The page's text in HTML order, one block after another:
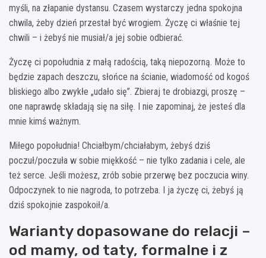
myśli, na złapanie dystansu. Czasem wystarczy jedna spokojna
chwila, żeby dzień przestał być wrogiem. Życzę ci właśnie tej
chwili – i żebyś nie musiał/a jej sobie odbierać.
Życzę ci popołudnia z małą radością, taką niepozorną. Może to
będzie zapach deszczu, słońce na ścianie, wiadomość od kogoś
bliskiego albo zwykłe „udało się”. Zbieraj te drobiazgi, proszę –
one naprawdę składają się na siłę. I nie zapominaj, że jesteś dla
mnie kimś ważnym.
Miłego popołudnia! Chciałbym/chciałabym, żebyś dziś
poczuł/poczuła w sobie miękkość – nie tylko zadania i cele, ale
też serce. Jeśli możesz, zrób sobie przerwę bez poczucia winy.
Odpoczynek to nie nagroda, to potrzeba. I ja życzę ci, żebyś ją
dziś spokojnie zaspokoił/a.
Warianty dopasowane do relacji –
od mamy, od taty, formalne i z